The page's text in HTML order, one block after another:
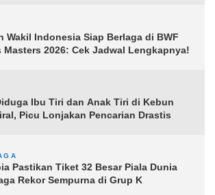
Wakil Indonesia Siap Berlaga di BWF
Masters 2026: Cek Jadwal Lengkapnya!
Ibu Tiri dan Anak Tiri di Kebun
Picu Lonjakan Pencarian Drastis
Pastikan Tiket 32 Besar Piala Dunia
Rekor Sempurna di Grup K